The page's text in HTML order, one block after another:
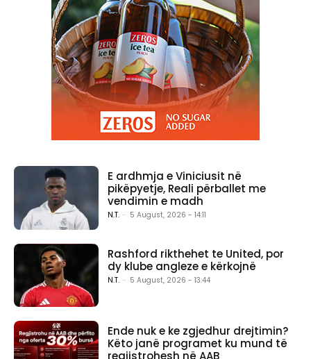
E ardhmja e Viniciusit në
pikëpyetje, Reali përballet me
vendimin e madh
N.T. - 5 August, 2026 - 14:11
Rashford rikthehet te United, por
dy klube angleze e kërkojnë
N.T. - 5 August, 2026 - 13:44
Ende nuk e ke zgjedhur drejtimin?
Këto janë programet ku mund të